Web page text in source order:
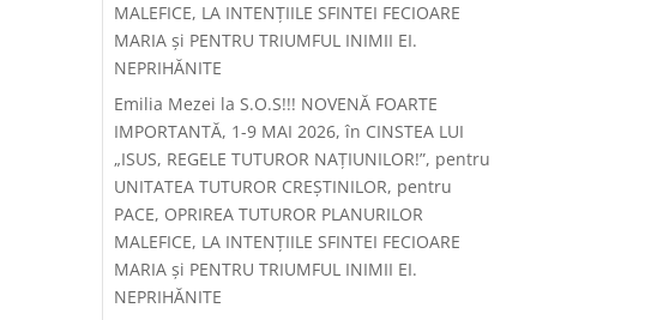
MALEFICE, LA INTENȚIILE SFINTEI FECIOARE
MARIA și PENTRU TRIUMFUL INIMII EI.
NEPRIHĂNITE
Emilia Mezei la S.O.S!!! NOVENĂ FOARTE
IMPORTANTĂ, 1-9 MAI 2026, în CINSTEA LUI
„ISUS, REGELE TUTUROR NAȚIUNILOR!”, pentru
UNITATEA TUTUROR CREȘTINILOR, pentru
PACE, OPRIREA TUTUROR PLANURILOR
MALEFICE, LA INTENȚIILE SFINTEI FECIOARE
MARIA și PENTRU TRIUMFUL INIMII EI.
NEPRIHĂNITE